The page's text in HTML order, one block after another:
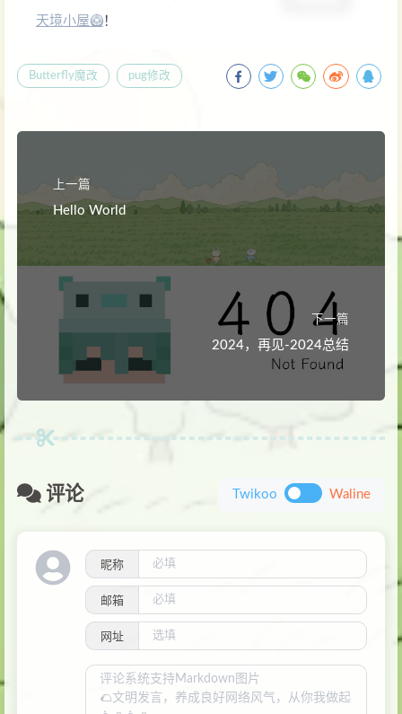
天境小屋🥝！
Butterfly魔改 pug修改
上一篇
Hello World
下一篇
2024，再见-2024总结
评论 Twikoo Waline
昵称
邮箱
网址